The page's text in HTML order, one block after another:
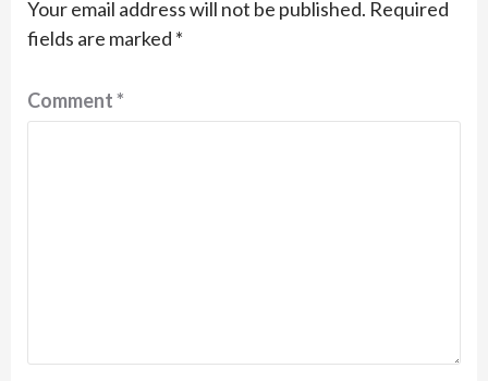
Your email address will not be published. Required
fields are marked *
Comment*